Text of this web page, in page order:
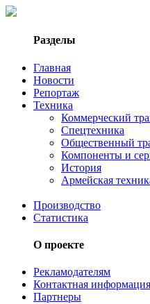
Разделы
Главная
Новости
Репортаж
Техника
Коммерческий
Спецтехника
Общественный
Компоненты и
История
Армейская
Производство
Статистика
О проекте
Рекламодателям
Контактная информация
Партнеры